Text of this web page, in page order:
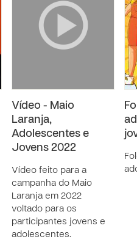
Vídeo - Maio
Laranja,
Adolescentes e
Jovens 2022
Vídeo feito para a
campanha do Maio
Laranja em 2022
voltado para os
participantes jovens e
adolescentes.